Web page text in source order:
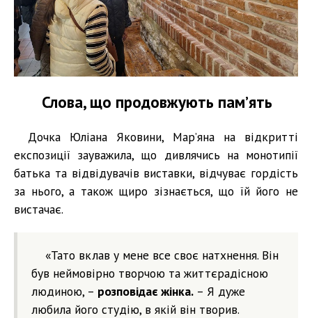
Слова, що продовжують пам’ять
Дочка Юліана Яковини, Мар’яна на відкритті
експозиції зауважила, що дивлячись на монотипії
батька та відвідувачів виставки, відчуває гордість
за нього, а також щиро зізнається, що їй його не
вистачає.
«Тато вклав у мене все своє натхнення. Він
був неймовірно творчою та життєрадісною
людиною, – розповідає жінка. – Я дуже
любила його студію, в якій він творив.